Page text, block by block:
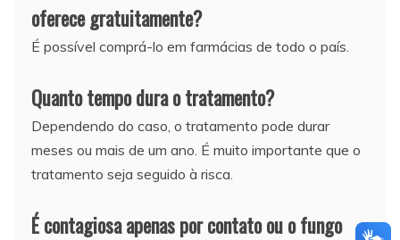
oferece gratuitamente?
É possível comprá-lo em farmácias de todo o país.
Quanto tempo dura o tratamento?
Dependendo do caso, o tratamento pode durar
meses ou mais de um ano. É muito importante que o
tratamento seja seguido à risca.
É contagiosa apenas por contato ou o fungo